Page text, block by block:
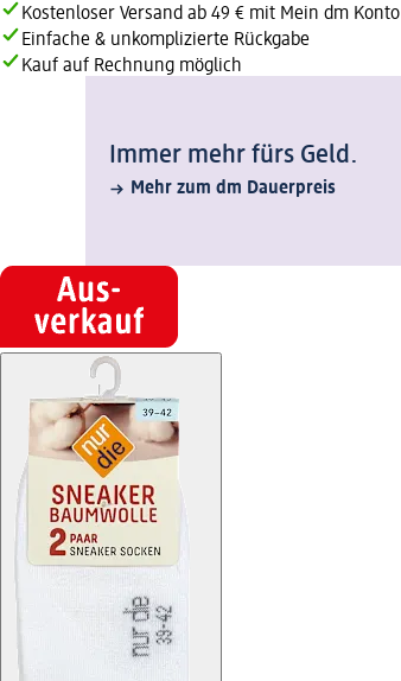
Kostenloser Versand ab 49 € mit Mein dm Konto
Einfache & unkomplizierte Rückgabe
Kauf auf Rechnung möglich
Immer mehr fürs Geld.
Mehr zum dm Dauerpreis